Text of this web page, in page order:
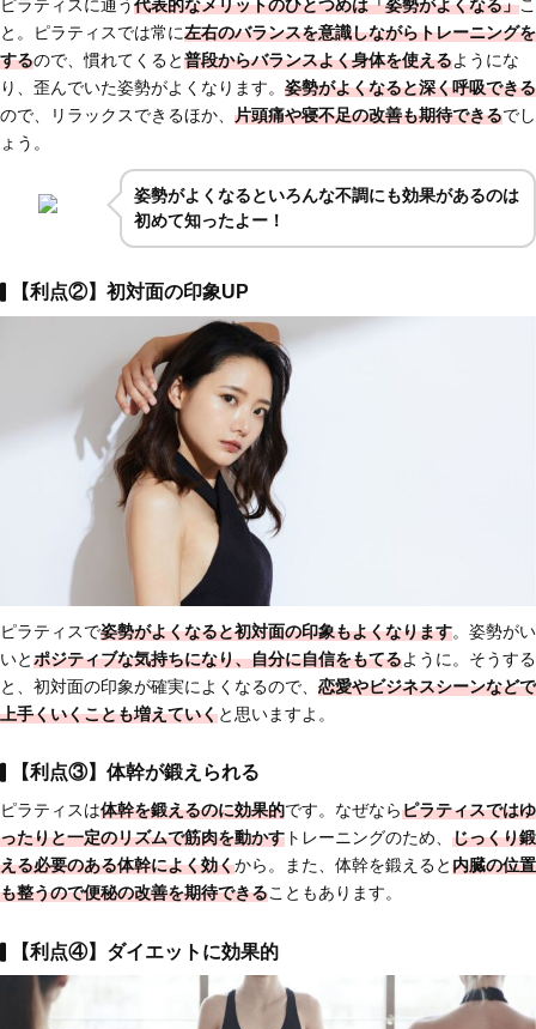
ピラティスに通う代表的なメリットのひとつめは「姿勢がよくなる」こ
と。ピラティスでは常に左右のバランスを意識しながらトレーニングを
するので、慣れてくると普段からバランスよく身体を使えるようにな
り、歪んでいた姿勢がよくなります。 姿勢がよくなると深く呼吸できる
ので、リラックスできるほか、 片頭痛や寝不足の改善も期待できるでし
ょう。
姿勢がよくなるといろんな不調にも効果があるのは
初めて知ったよー！
【利点②】初対面の印象UP
ピラティスで姿勢がよくなると初対面の印象もよくなります。姿勢がい
いとポジティブな気持ちになり、自分に自信をもてるように。そうする
と、初対面の印象が確実によくなるので、 恋愛やビジネスシーンなどで
上手くいくことも増えていくと思いますよ。
【利点③】体幹が鍛えられる
ピラティスは体幹を鍛えるのに効果的です。なぜならピラティスではゆ
ったりと一定のリズムで筋肉を動かす トレーニングのため、 じっくり鍛
える必要のある体幹によく効くから。また、体幹を鍛えると内臓の位置
も整うので便秘の改善を期待できることもあります。
【利点④】ダイエットに効果的